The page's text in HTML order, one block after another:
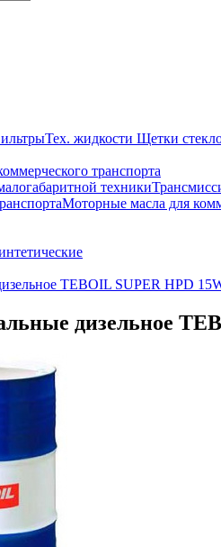
Тех. жидкости Щетки
транспорта
техники
Моторные масла для
TEBOIL SUPER HPD
дизельное